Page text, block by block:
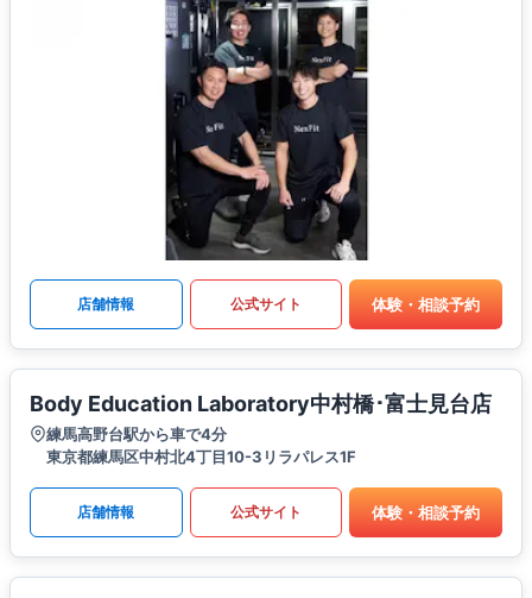
店舗情報 公式サイト 体験・相談予約
Body Education Laboratory中村橋･富士見台店
練馬高野台駅から車で4分
東京都練馬区中村北4丁目10-3リラパレス1F
店舗情報 公式サイト 体験・相談予約